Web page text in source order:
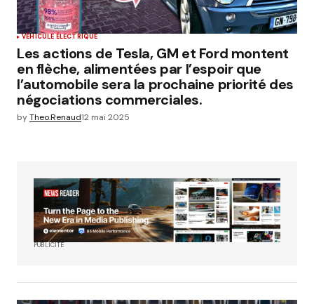
VÉHICULE ÉLECTRIQUE
Les actions de Tesla, GM et Ford montent
en flèche, alimentées par l’espoir que
l’automobile sera la prochaine priorité des
négociations commerciales.
byTheo.Renaud12 mai 2025
PUBLICITÉ